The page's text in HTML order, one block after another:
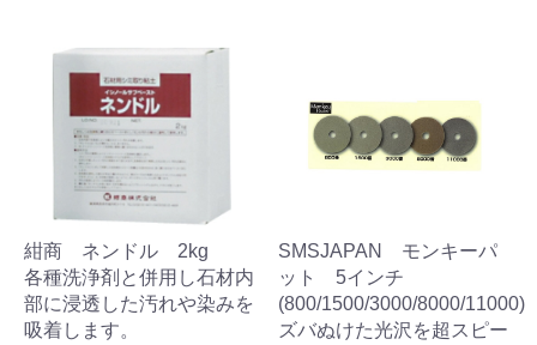
紺商 ネンドル 2kg
各種洗浄剤と併用し石材内
部に浸透した汚れや染みを
吸着します。
SMSJAPAN モンキーパ
ット 5インチ
(800/1500/3000/8000/11000)
ズバぬけた光沢を超スピー